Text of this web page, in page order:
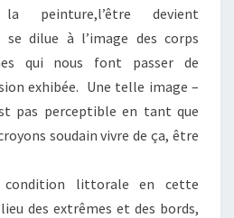
peinture,l’être devient
se dilue à l’image des corps
qui nous font passer de
exhibée. Une telle image –
pas perceptible en tant que
soudain vivre de ça, être
littorale en cette
des extrêmes et des bords,